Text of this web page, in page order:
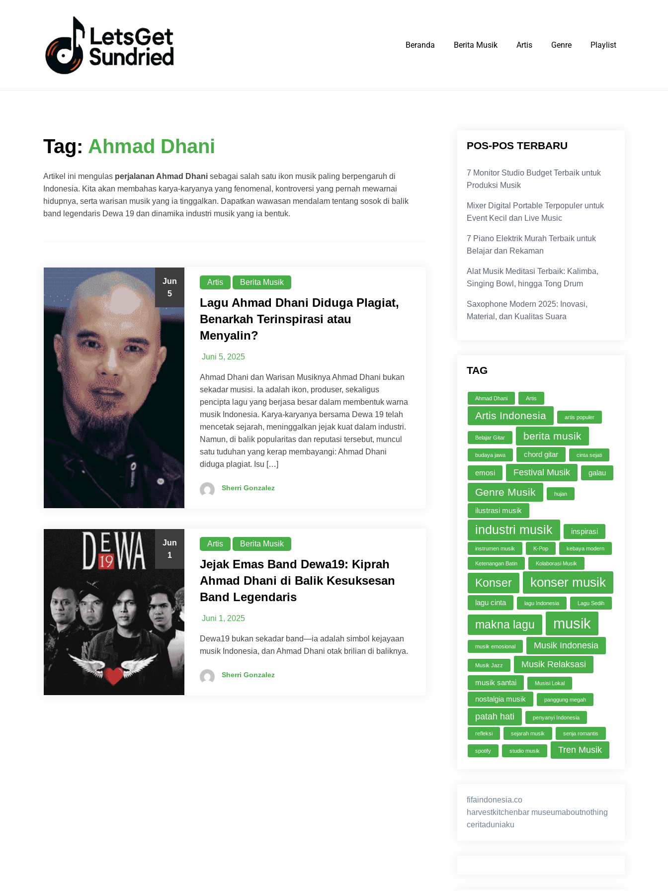
Beranda Berita Musik Artis Genre Playlist
Tag: Ahmad Dhani
Artikel ini mengulas perjalanan Ahmad Dhani sebagai salah satu ikon musik paling berpengaruh di
Indonesia. Kita akan membahas karya-karyanya yang fenomenal, kontroversi yang pernah mewarnai
hidupnya, serta warisan musik yang ia tinggalkan. Dapatkan wawasan mendalam tentang sosok di balik
band legendaris Dewa 19 dan dinamika industri musik yang ia bentuk.
Jun
5
Artis Berita Musik
Lagu Ahmad Dhani Diduga Plagiat,
Benarkah Terinspirasi atau
Menyalin?
Juni 5, 2025
Ahmad Dhani dan Warisan Musiknya Ahmad Dhani bukan
sekadar musisi. Ia adalah ikon, produser, sekaligus
pencipta lagu yang berjasa besar dalam membentuk warna
musik Indonesia. Karya-karyanya bersama Dewa 19 telah
mencetak sejarah, meninggalkan jejak kuat dalam industri.
Namun, di balik popularitas dan reputasi tersebut, muncul
satu tuduhan yang kerap membayangi: Ahmad Dhani
diduga plagiat. Isu […]
Sherri Gonzalez
Jun
1
Artis Berita Musik
Jejak Emas Band Dewa19: Kiprah
Ahmad Dhani di Balik Kesuksesan
Band Legendaris
Juni 1, 2025
Dewa19 bukan sekadar band—ia adalah simbol kejayaan
musik Indonesia, dan Ahmad Dhani otak brilian di baliknya.
Sherri Gonzalez
POS-POS TERBARU
7 Monitor Studio Budget Terbaik untuk
Produksi Musik
Mixer Digital Portable Terpopuler untuk
Event Kecil dan Live Music
7 Piano Elektrik Murah Terbaik untuk
Belajar dan Rekaman
Alat Musik Meditasi Terbaik: Kalimba,
Singing Bowl, hingga Tong Drum
Saxophone Modern 2025: Inovasi,
Material, dan Kualitas Suara
TAG
Ahmad Dhani Artis
Artis Indonesia artis populer
Belajar Gitar berita musik
budaya jawa chord gitar cinta sejati
emosi Festival Musik galau
Genre Musik hujan
ilustrasi musik
industri musik inspirasi
instrumen musik K-Pop kebaya modern
Ketenangan Batin Kolaborasi Musik
Konser konser musik
lagu cinta lagu Indonesia Lagu Sedih
makna lagu musik
musik emosional Musik Indonesia
Musik Jazz Musik Relaksasi
musik santai Musisi Lokal
nostalgia musik panggung megah
patah hati penyanyi Indonesia
refleksi sejarah musik senja romantis
spotify studio musik Tren Musik
fifaindonesia.co
harvestkitchenbar museumaboutnothing
ceritaduniaku